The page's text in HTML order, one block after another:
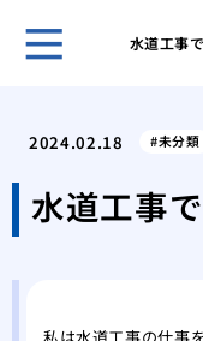
水道工事
2024.02.18 未分類
水道工事